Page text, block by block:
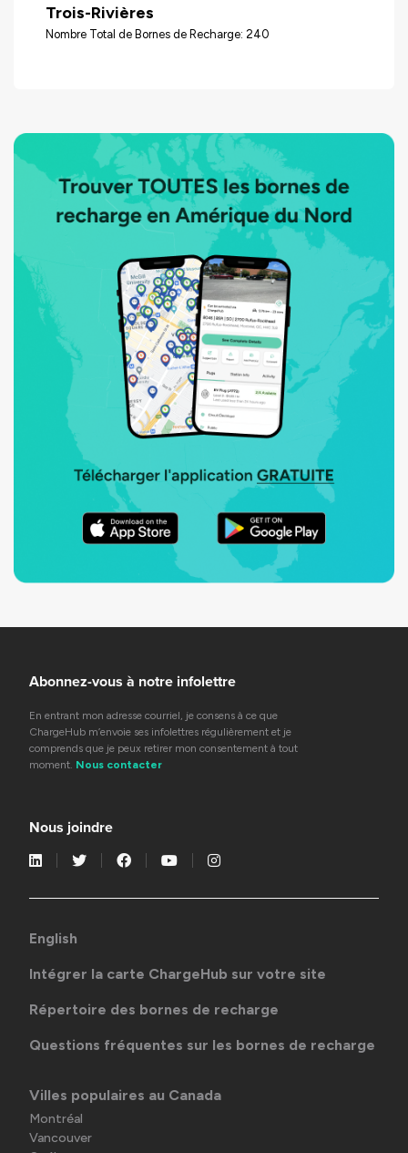
Trois-Rivières
Nombre Total de Bornes de Recharge: 240
Abonnez-vous à notre infolettre
En entrant mon adresse courriel, je consens à ce que
ChargeHub m’envoie ses infolettres régulièrement et je
comprends que je peux retirer mon consentement à tout
moment. Nous contacter
Nous joindre
English
Intégrer la carte ChargeHub sur votre site
Répertoire des bornes de recharge
Questions fréquentes sur les bornes de recharge
Villes populaires au Canada
Montréal
Vancouver